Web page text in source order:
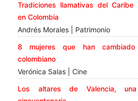
Tradiciones llamativas del Caribe
en Colombia
Andrés Morales | Patrimonio
8 mujeres que han
colombiano
Verónica Salas | Cine
Los altares de Valencia,